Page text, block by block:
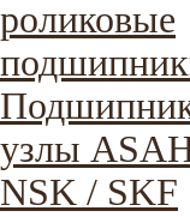
роликовые
узлы
NSK / SKF